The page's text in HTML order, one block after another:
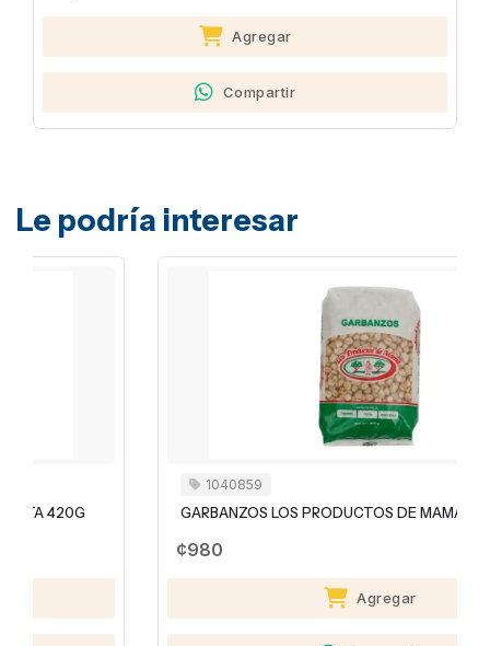
Agregar
Compartir
Le podría interesar
GARBANZOS LOS PRODUCTOS DE MAMÁ 400G